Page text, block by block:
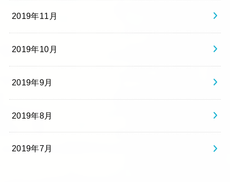
2019年11月
2019年10月
2019年9月
2019年8月
2019年7月